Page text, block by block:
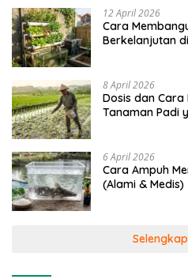
12 April 2026
Cara
Berkelanjutan
8 April 2026
Dosis dan Cara
Tanaman Padi
6 April 2026
Cara Ampuh
(Alami & Medis)